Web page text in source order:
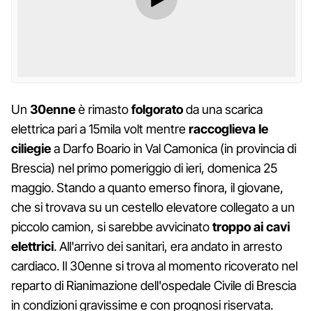
Un 30enneè rimastofolgoratoda una scarica
elettrica pari a 15mila volt mentreraccoglieva le
ciliegiea Darfo Boario in Val Camonica (in provincia di
Brescia) nel primo pomeriggio di ieri, domenica 25
maggio. Stando a quanto emerso finora, il giovane,
che si trovava su un cestello elevatore collegato a un
piccolo camion, si sarebbe avvicinatotroppo ai cavi
elettrici. All'arrivo dei sanitari, era andato in arresto
cardiaco. Il 30enne si trova al momento ricoverato nel
reparto di Rianimazione dell'ospedale Civile di Brescia
in condizioni gravissime e con prognosi riservata.